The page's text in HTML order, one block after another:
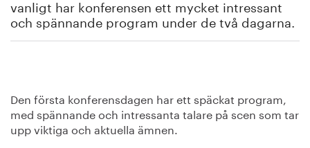
Publicerat
Om oss
vanligt har konferensen ett mycket intressant
och spännande program under de två dagarna.
Den första konferensdagen har ett späckat program,
med spännande och intressanta talare på scen som tar
upp viktiga och aktuella ämnen.